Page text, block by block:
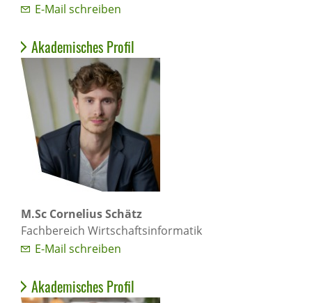
E-Mail schreiben
Akademisches Profil
M.Sc Cornelius Schätz
Fachbereich Wirtschaftsinformatik
E-Mail schreiben
Akademisches Profil